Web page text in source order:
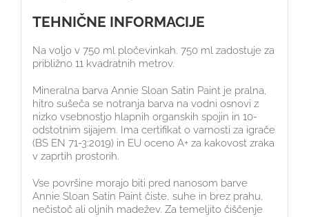
TEHNIČNE INFORMACIJE
Na voljo v 750 ml pločevinkah. 750 ml zadostuje za
približno 11 kvadratnih metrov.
Mineralna barva Annie Sloan Satin Paint je pralna,
hitro sušeča se notranja barva na vodni osnovi z
nizko vsebnostjo hlapnih organskih spojin in 10-
odstotnim sijajem. Ima certifikat o varnosti za igrače
(BS EN 71-3:2019) in EU oceno A+ za kakovost zraka
v zaprtih prostorih.
Vse površine morajo biti pred nanosom barve
Annie Sloan Satin Paint čiste, suhe in brez prahu,
nečistoč ali oljnih madežev. Za temeljito čiščenje